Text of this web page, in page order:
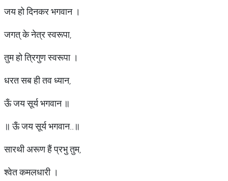
जय हो दिनकर भगवान ।
जगत् के नेत्र स्वरूपा,
तुम हो त्रिगुण स्वरूपा ।
धरत सब ही तव ध्यान,
ऊँ जय सूर्य भगवान ॥
॥ ऊँ जय सूर्य भगवान..॥
सारथी अरूण हैं प्रभु तुम,
श्वेत कमलधारी ।